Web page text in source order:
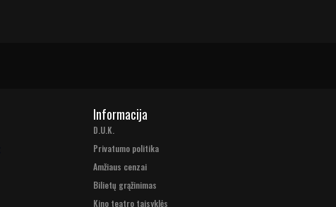
Informacija
D.U.K.
Privatumo politika
Amžiaus cenzai
Bilietų grąžinimas
Kino teatro taisyklės